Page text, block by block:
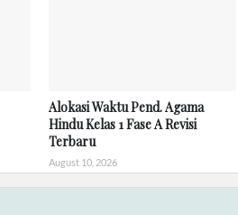
Alokasi Waktu Pend. Agama
Hindu Kelas 1 Fase A Revisi
Terbaru
August 10, 2026